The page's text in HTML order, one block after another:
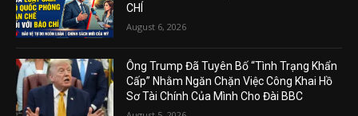
CHÍ
August 6, 2026
Ông Trump Đã Tuyên Bố “Tình Trạng Khẩn
Cấp” Nhằm Ngăn Chặn Việc Công Khai Hồ
Sơ Tài Chính Của Mình Cho Đài BBC